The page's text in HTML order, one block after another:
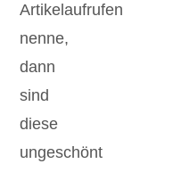
Artikelaufrufen
nenne,
dann
sind
diese
ungeschönt